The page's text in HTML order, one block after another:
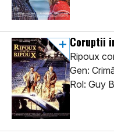
Coruptii
Ripoux
Gen:
Rol: Guy